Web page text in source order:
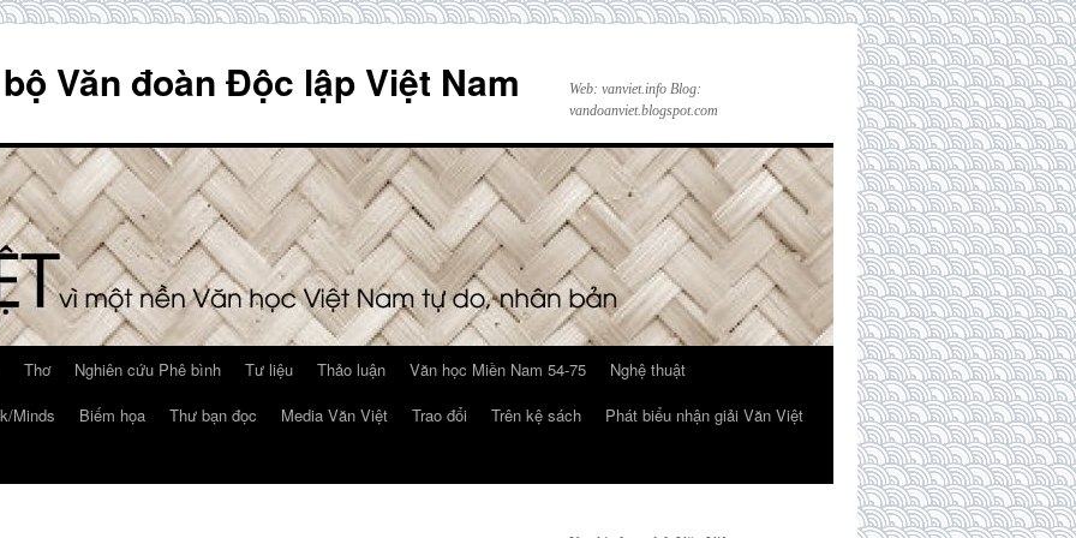
Văn đoàn Độc lập Việt Nam
Web: vanviet.info Blog:
vandoanviet.blogspot.com
Thơ Nghiên cứu Phê bình Tư liệu Thảo luận Văn học Miền Nam 54-75
Nghệ thuật
Minds Biếm họa Thư bạn đọc Media Văn Việt Trao đổi Trên kệ sách
Phát biểu nhận giải Văn Việt